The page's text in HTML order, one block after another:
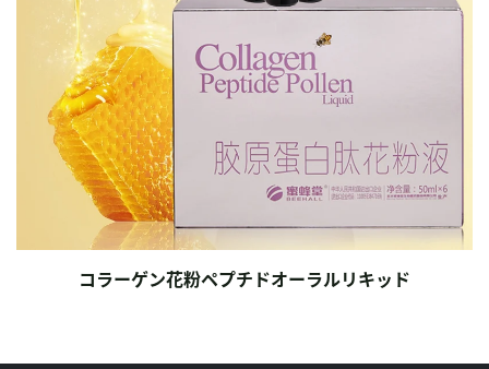
コラーゲン花粉ペプチドオーラルリキッド